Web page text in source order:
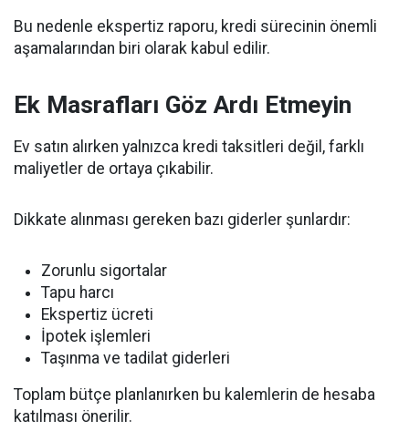
Bu nedenle ekspertiz raporu, kredi sürecinin önemli
aşamalarından biri olarak kabul edilir.
Ek Masrafları Göz Ardı Etmeyin
Ev satın alırken yalnızca kredi taksitleri değil, farklı
maliyetler de ortaya çıkabilir.
Dikkate alınması gereken bazı giderler şunlardır:
Zorunlu sigortalar
Tapu harcı
Ekspertiz ücreti
İpotek işlemleri
Taşınma ve tadilat giderleri
Toplam bütçe planlanırken bu kalemlerin de hesaba
katılması önerilir.